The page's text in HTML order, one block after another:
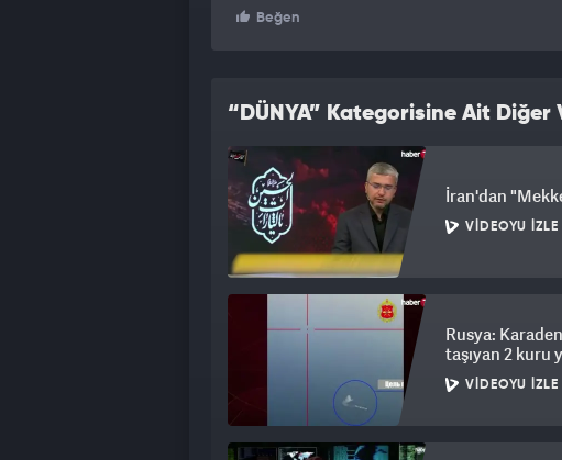
Beğen
“DÜNYA” Kategorisine Ait Diğer
İran'dan
VIDEOYU İZLE
Rusya:
taşıyan 2 kuru
VIDEOYU İZLE